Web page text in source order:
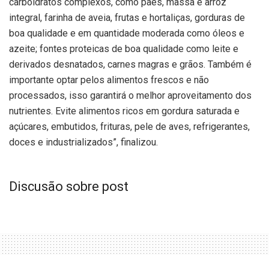
integral, farinha de aveia, frutas e hortaliças, gorduras de
boa qualidade e em quantidade moderada como óleos e
azeite; fontes proteicas de boa qualidade como leite e
derivados desnatados, carnes magras e grãos. Também é
importante optar pelos alimentos frescos e não
processados, isso garantirá o melhor aproveitamento dos
nutrientes. Evite alimentos ricos em gordura saturada e
açúcares, embutidos, frituras, pele de aves, refrigerantes,
doces e industrializados”, finalizou.
Discusão sobre post